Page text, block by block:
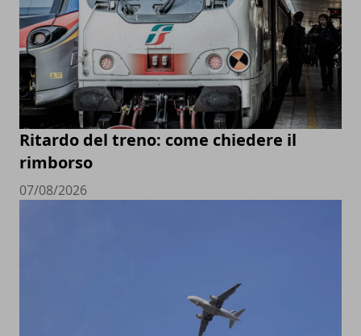
Ritardo del treno: come chiedere il
rimborso
07/08/2026